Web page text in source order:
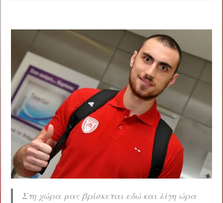
Στη χώρα μας βρίσκεται εδώ και λίγη ώρα